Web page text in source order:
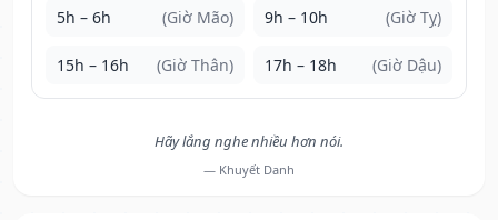
5h – 6h (Giờ Mão) 9h – 10h (Giờ Tỵ)
15h – 16h (Giờ Thân) 17h – 18h (Giờ Dậu)
Hãy lắng nghe nhiều hơn nói.
— Khuyết Danh